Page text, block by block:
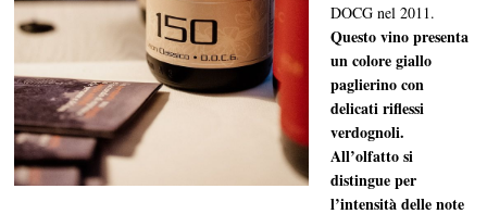
DOCG nel 2011.
Questo vino presenta
un colore giallo
paglierino con
delicati riflessi
verdognoli.
All’olfatto si
distingue per
l’intensità delle note